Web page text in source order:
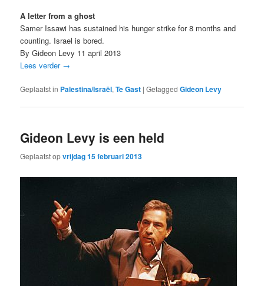
A letter from a ghost
Samer Issawi has sustained his hunger strike for 8 months and
counting. Israel is bored.
By Gideon Levy 11 april 2013
Lees verder →
Geplaatst in Palestina/Israël,Te Gast |Getagged Gideon Levy
Gideon Levy is een held
Geplaatst opvrijdag 15 februari 2013